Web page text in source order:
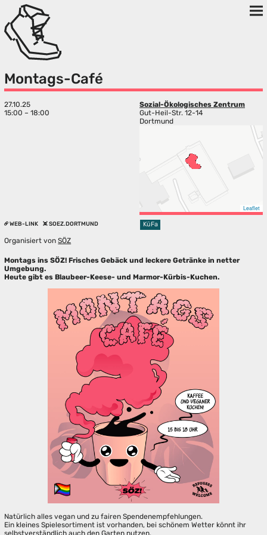
Montags-Café
27.10.25
15:00 – 18:00
Sozial-Ökologisches Zentrum
Gut-Heil-Str. 12-14
Dortmund
Leaflet
WEB-LINK SOEZ.DORTMUND KüFa
Organisiert vonSÖZ
Montags ins SÖZ! Frisches Gebäck und leckere Getränke in netter
Umgebung.
Heute gibt es Blaubeer-Keese- und Marmor-Kürbis-Kuchen.
Natürlich alles vegan und zu fairen Spendenempfehlungen.
Ein kleines Spielesortiment ist vorhanden, bei schönem Wetter könnt ihr
selbstverständlich auch den Garten nutzen.